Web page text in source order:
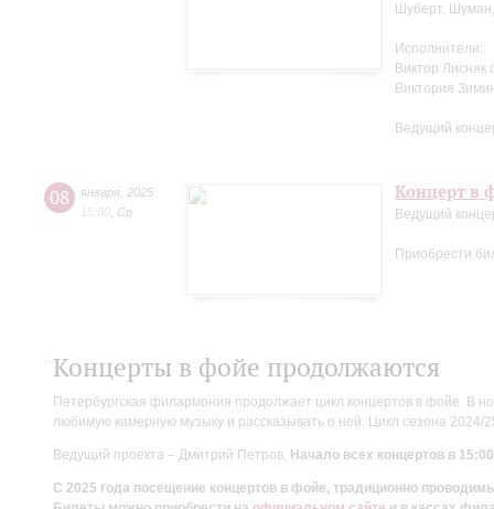
Шуберт,
Исполнители:
Виктор Лисняк
Виктория
Ведущий
08 января 2025
15:00 Ср
Концерт в
Ведущий
Приобрести
Концерты в фойе продолжаются
Петербургская филармония продолжает цикл концертов в фойе. В
любимую камерную музыку и рассказывать о ней. Цикл сезона
Ведущий проекта – Дмитрий Петров. Начало всех концертов в
С 2025 года посещение концертов в фойе, традиционно